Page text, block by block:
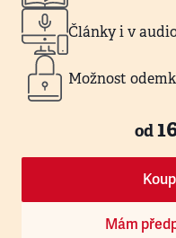
Články i v
Možnost
od
Mám